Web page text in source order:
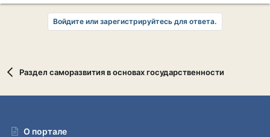
Войдите или зарегистрируйтесь для ответа.
Раздел саморазвития в основах государственности
О портале